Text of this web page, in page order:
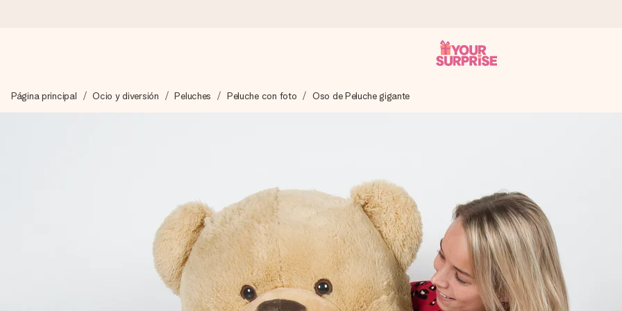
Preparamos tu regalo con cuidado y lo enviamos al vuelo, para que lo entregues en el momento perfecto, cuando más importa.
Nuestros regalos inspiran. Los clientes nos dan un 4,5 en Google Reviews.
Tarjeta de felicitación gratuita
Crea algo único en pocos pasos – con su nombre, tu foto o un mensaje que llegue al corazón. Sin complicaciones, solo todo el
Página principal Ocio y diversión Peluches Peluche con foto Oso de Peluche gigante